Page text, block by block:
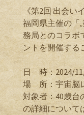
《第2回 出会い
福岡県主催の「
務局とのコラボ
ントを開催する
日 時：2024/
場 所：宇宙脳
対象者：40歳
の詳細について